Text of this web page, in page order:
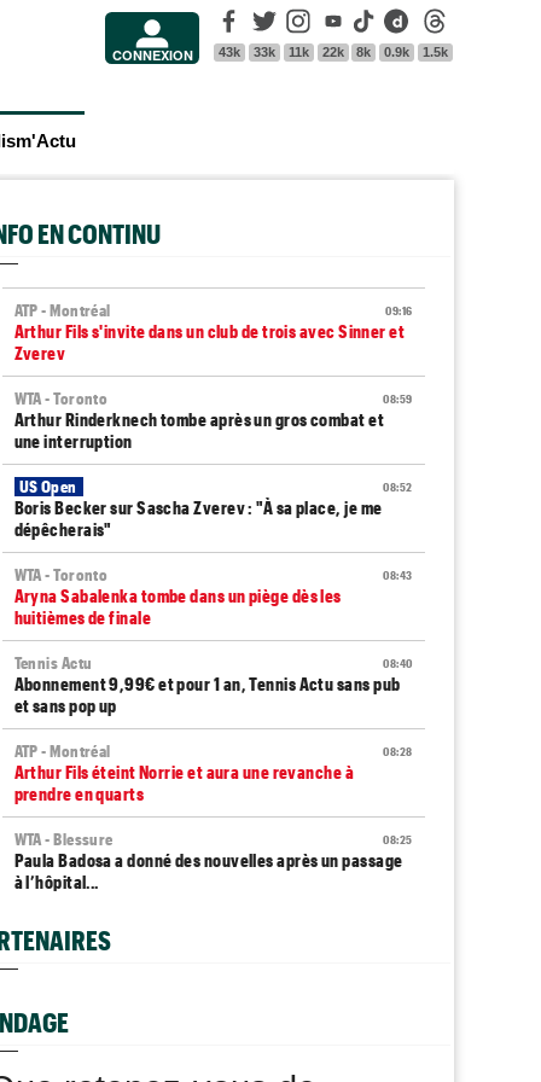
CONNEXION
Facebook
43k
Twitter
33k
Instagram
11k
Youtube
22k
Tik Tok
8k
Dailymotion
0.9k 1.5k
EN CONTINU
09:16
ATP - Montréal
Arthur Fils s'invite dans un club de trois avec Sinner et
Zverev
08:59
WTA - Toronto
Arthur Rinderknech tombe après un gros combat et
une interruption
08:52
US Open
Boris Becker sur Sascha Zverev : "À sa place, je me
dépêcherais"
08:43
WTA - Toronto
Aryna Sabalenka tombe dans un piège dès les
huitièmes de finale
08:40
Tennis Actu
Abonnement 9,99€ et pour 1 an, Tennis Actu sans pub
et sans pop up
08:28
ATP - Montréal
Arthur Fils éteint Norrie et aura une revanche à
prendre en quarts
08:25
WTA - Blessure
Paula Badosa a donné des nouvelles après un passage
à l’hôpital...
Média
Toutes vos vidéos à retrouver sur Tennis Actu TV
Tous les résultats du samedi 8 août 2026 et de la nuit